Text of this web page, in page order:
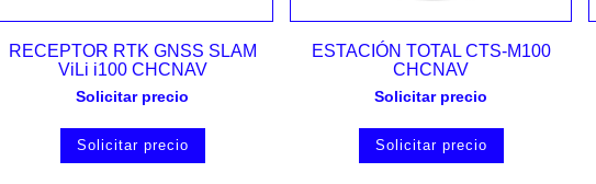
Vista rápida
RECEPTOR RTK GNSS SLAM
ViLi i100 CHCNAV
Solicitar precio
Solicitar precio
Vista rápida
ESTACIÓN TOTAL CTS-M100
CHCNAV
Solicitar precio
Solicitar precio